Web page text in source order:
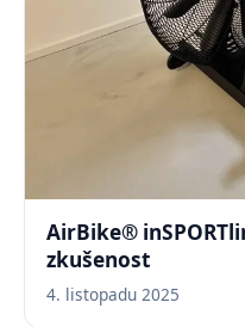
AirBike®
zkušenost
4. listopadu 2025